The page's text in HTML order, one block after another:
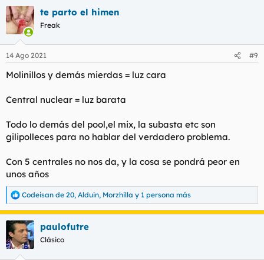
c
c
i
e
:
te parto el himen
Freak
14 Ago 2021 #9
Molinillos y demás mierdas = luz cara
Central nuclear = luz barata
Todo lo demás del pool,el mix, la subasta etc son
gilipolleces para no hablar del verdadero problema.
Con 5 centrales no nos da, y la cosa se pondrá peor en
unos años
R
e
a
c
c
i
Codeisan de 20, Alduin, Morzhilla y 1 persona más
paulofutre
Clásico